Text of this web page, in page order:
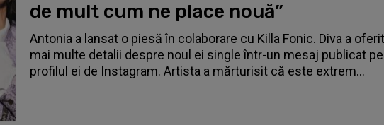
de mult cum ne place nouă”
Antonia a lansat o piesă în colaborare cu Killa Fonic. Diva a oferit
mai multe detalii despre noul ei single într-un mesaj publicat pe
profilul ei de Instagram. Artista a mărturisit că este extrem...